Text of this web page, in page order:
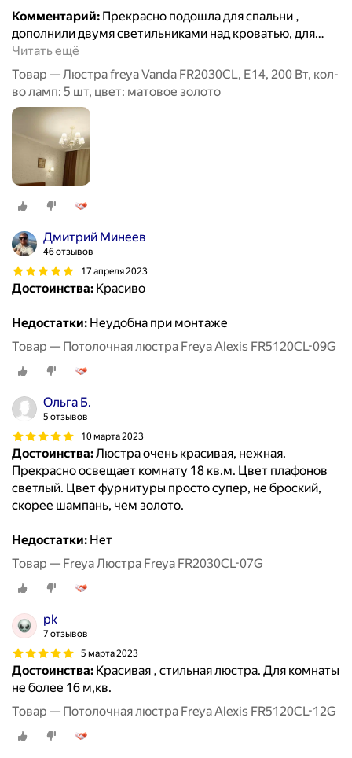
Комментарий: Прекрасно подошла для спальни ,
дополнили двумя светильниками над кроватью, для…
Читать ещё
Товар — Люстра freya Vanda FR2030CL, E14, 200 Вт, кол-
во ламп: 5 шт, цвет: матовое золото
Дмитрий Минеев
46 отзывов
17 апреля 2023
Достоинства: Красиво
Недостатки: Неудобна при монтаже
Товар — Потолочная люстра Freya Alexis FR5120CL-09G
Ольга Б.
5 отзывов
10 марта 2023
Достоинства:Люстра очень красивая, нежная.
Прекрасно освещает комнату 18 кв.м. Цвет плафонов
светлый. Цвет фурнитуры просто супер, не броский,
скорее шампань, чем золото.
Недостатки: Нет
Товар — Freya Люстра Freya FR2030CL-07G
pk
7 отзывов
5 марта 2023
Достоинства: Красивая , стильная люстра. Для комнаты
не более 16 м,кв.
Товар — Потолочная люстра Freya Alexis FR5120CL-12G